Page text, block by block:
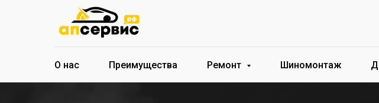
О нас Преимущества Ремонт Шиномонтаж